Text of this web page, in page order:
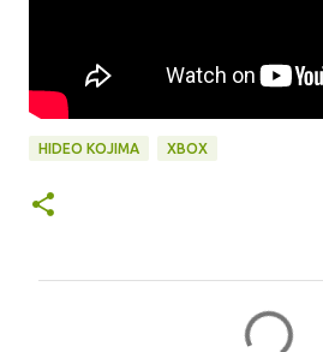
HIDEO KOJIMA XBOX